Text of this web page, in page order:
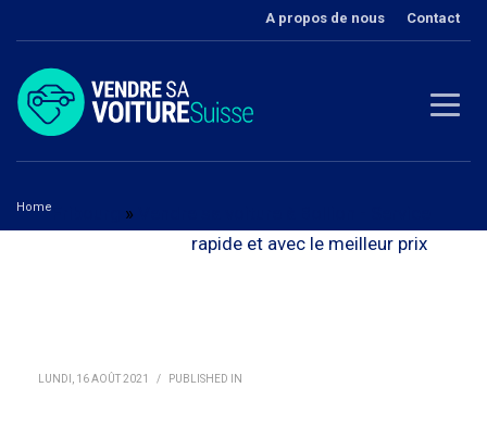
A propos de nous Contact
Home »
rapide et avec le meilleur prix
LUNDI, 16 AOÛT 2021 / PUBLISHED IN